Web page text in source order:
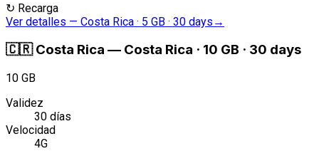
↻ Recarga
Ver detalles — Costa Rica · 5 GB · 30 days →
🇨🇷 Costa Rica — Costa Rica · 10 GB · 30 days
10 GB
Validez
30 días
Velocidad
4G